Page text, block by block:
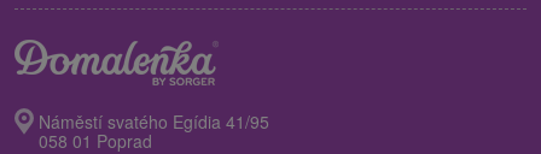
Náměstí svatého Egídia 41/95
058 01 Poprad